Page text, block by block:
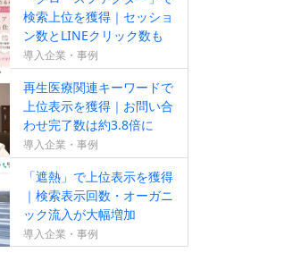
新サービス】成果報酬型リス
ィング広告のお知らせ
ての作業がオールインワン
検索上位を獲得｜セッショ
ン数とLINEクリック数も
増加
導入企業・事例
再生医療関連キーワードで
上位表示を獲得｜お問い合
わせ完了数は約3.8倍に
導入企業・事例
「遮熱」で上位表示を獲得
｜検索表示回数・オーガニ
ック流入が大幅増加
導入企業・事例